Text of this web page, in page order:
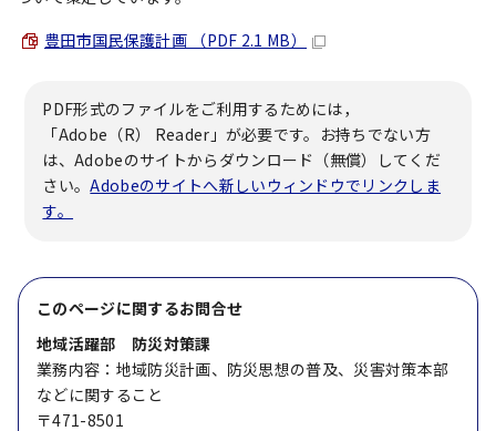
豊田市国民保護計画 （PDF 2.1 MB）
PDF形式のファイルをご利用するためには，
「Adobe（R） Reader」が必要です。お持ちでない方
は、Adobeのサイトからダウンロード（無償）してくだ
さい。Adobeのサイトへ新しいウィンドウでリンクしま
す。
このページに関するお問合せ
地域活躍部 防災対策課
業務内容：地域防災計画、防災思想の普及、災害対策本部
などに関すること
〒471-8501